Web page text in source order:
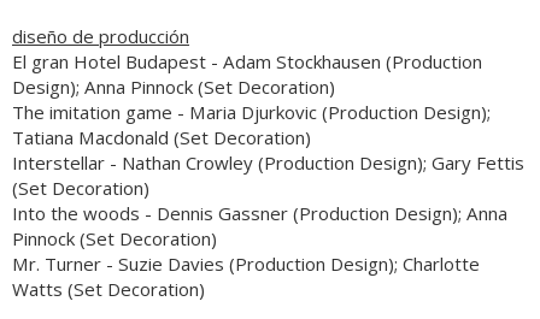
diseño de producción
El gran Hotel Budapest - Adam Stockhausen (Production
Design); Anna Pinnock (Set Decoration)
The imitation game - Maria Djurkovic (Production Design);
Tatiana Macdonald (Set Decoration)
Interstellar - Nathan Crowley (Production Design); Gary Fettis
(Set Decoration)
Into the woods - Dennis Gassner (Production Design); Anna
Pinnock (Set Decoration)
Mr. Turner - Suzie Davies (Production Design); Charlotte
Watts (Set Decoration)